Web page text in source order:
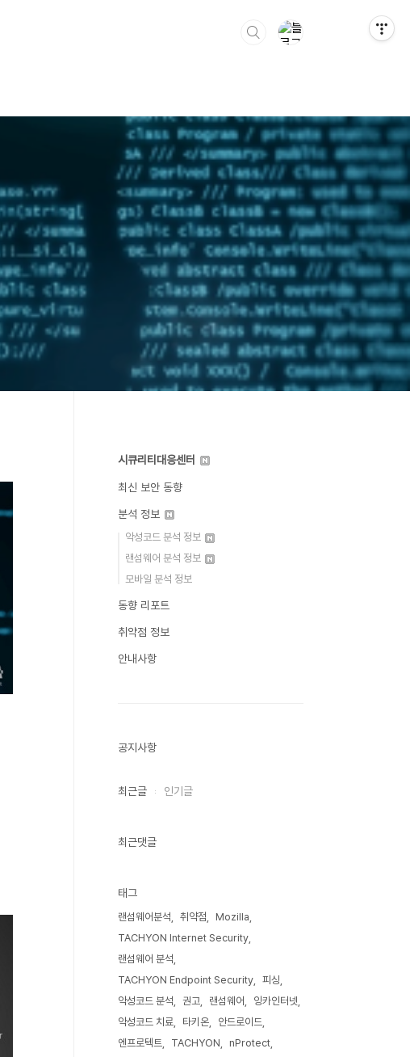
시큐리티대응센터
최신 보안 동향
분석 정보
악성코드 분석 정보
랜섬웨어 분석 정보
모바일 분석 정보
동향 리포트
취약점 정보
안내사항
공지사항
최근글 인기글
최근댓글
태그
랜섬웨어분석 취약점
Mozilla
TACHYON Internet Security
랜섬웨어 분석
TACHYON Endpoint Security
피싱
악성코드 분석
권고 랜섬웨어
잉카인터넷
악성코드 치료
타키온
안드로이드
엔프로텍트
TACHYON
nProtect